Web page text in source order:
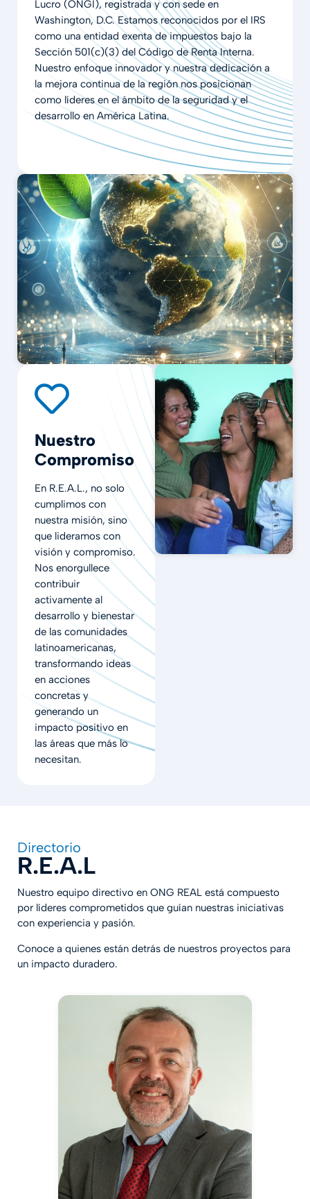
Lucro (ONGI), registrada y con sede en
Washington, D.C. Estamos reconocidos por el IRS
como una entidad exenta de impuestos bajo la
Sección 501(c)(3) del Código de Renta Interna.
Nuestro enfoque innovador y nuestra dedicación a
la mejora continua de la región nos posicionan
como líderes en el ámbito de la seguridad y el
desarrollo en América Latina.
Nuestro
Compromiso
En R.E.A.L., no solo
cumplimos con
nuestra misión, sino
que lideramos con
visión y compromiso.
Nos enorgullece
contribuir
activamente al
desarrollo y bienestar
de las comunidades
latinoamericanas,
transformando ideas
en acciones
concretas y
generando un
impacto positivo en
las áreas que más lo
necesitan.
Directorio
R.E.A.L
Nuestro equipo directivo en ONG REAL está compuesto
por líderes comprometidos que guían nuestras iniciativas
con experiencia y pasión.
Conoce a quienes están detrás de nuestros proyectos para
un impacto duradero.